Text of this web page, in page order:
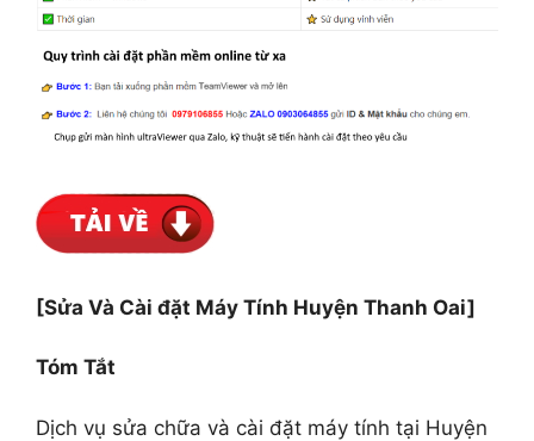
[Sửa Và Cài đặt Máy Tính Huyện Thanh Oai]
Tóm Tắt
Dịch vụ sửa chữa và cài đặt máy tính tại Huyện